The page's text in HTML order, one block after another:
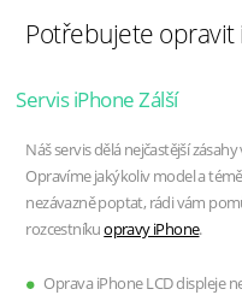
Potřebujete opravit
Servis iPhone Zálší
Náš servis dělá nejčastější
Opravíme jakýkoliv model a
nezávazně poptat, rádi vám
rozcestníkuopravy iPhone.
Oprava iPhone LCD displeje